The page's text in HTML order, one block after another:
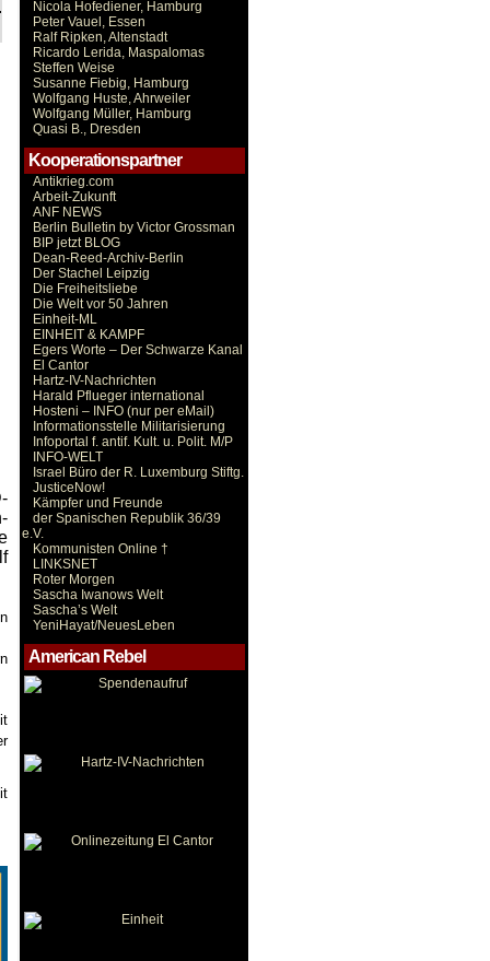
Nicola Hofediener, Hamburg
Peter Vauel, Essen
Ralf Ripken, Altenstadt
Ricardo Lerida, Maspalomas
Steffen Weise
Susanne Fiebig, Hamburg
Wolfgang Huste, Ahrweiler
Wolfgang Müller, Hamburg
Quasi B., Dresden
Kooperationspartner
Antikrieg.com
Arbeit-Zukunft
ANF NEWS
Berlin Bulletin by Victor Grossman
BIP jetzt BLOG
Dean-Reed-Archiv-Berlin
Der Stachel Leipzig
Die Freiheitsliebe
Die Welt vor 50 Jahren
Einheit-ML
EINHEIT & KAMPF
Egers Worte – Der Schwarze Kanal
El Cantor
Hartz-IV-Nachrichten
Harald Pflueger international
Hosteni – INFO (nur per eMail)
Informationsstelle Militarisierung
Infoportal f. antif. Kult. u. Polit. M/P
INFO-WELT
Israel Büro der R. Luxemburg Stiftg.
JusticeNow!
Kämpfer und Freunde
der Spanischen Republik 36/39
e.V.
Kommunisten Online †
LINKSNET
Roter Morgen
Sascha Iwanows Welt
Sascha’s Welt
YeniHayat/NeuesLeben
American Rebel